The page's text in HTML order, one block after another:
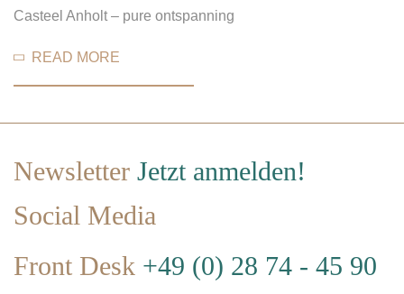
Casteel Anholt – pure ontspanning
READ MORE
Newsletter Jetzt anmelden!
Social Media
Front Desk +49 (0) 28 74 - 45 90